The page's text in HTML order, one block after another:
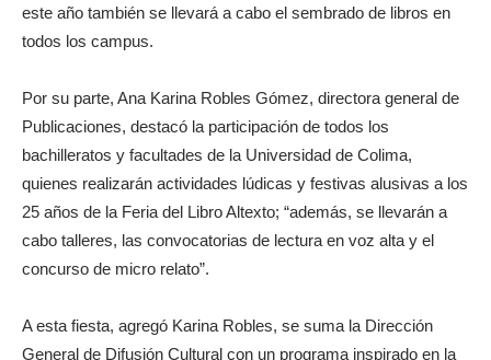
este año también se llevará a cabo el sembrado de libros en
todos los campus.
Por su parte, Ana Karina Robles Gómez, directora general de
Publicaciones, destacó la participación de todos los
bachilleratos y facultades de la Universidad de Colima,
quienes realizarán actividades lúdicas y festivas alusivas a los
25 años de la Feria del Libro Altexto; “además, se llevarán a
cabo talleres, las convocatorias de lectura en voz alta y el
concurso de micro relato”.
A esta fiesta, agregó Karina Robles, se suma la Dirección
General de Difusión Cultural con un programa inspirado en la